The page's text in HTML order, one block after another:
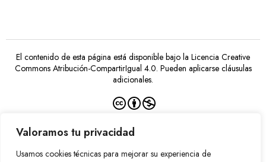
Valoramos tu privacidad
Usamos cookies técnicas para mejorar su experiencia de
El contenido de esta página está disponible bajo la Licencia Creative
Commons Atribución-CompartirIgual 4.0. Pueden aplicarse cláusulas
adicionales.
Financiado por la Unión Europea –